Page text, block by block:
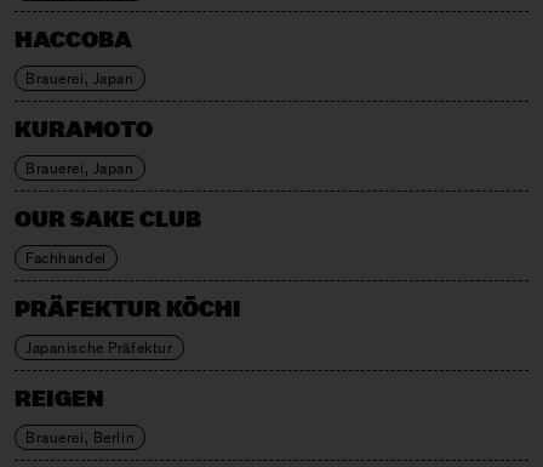
HACCOBA
Brauerei, Japan
KURAMOTO
Brauerei, Japan
OUR SAKE CLUB
Fachhandel
PRÄFEKTUR KŌCHI
Japanische Präfektur
REIGEN
Brauerei, Berlin